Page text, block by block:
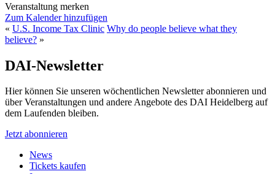
Veranstaltung merken
Zum Kalender hinzufügen
« U.S. Income Tax Clinic Why do people believe what they
believe? »
DAI-Newsletter
Hier können Sie unseren wöchentlichen Newsletter abonnieren und
über Veranstaltungen und andere Angebote des DAI Heidelberg auf
dem Laufenden bleiben.
Jetzt abonnieren
News
Tickets kaufen